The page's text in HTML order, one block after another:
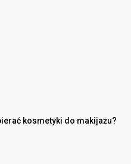
kosmetyki do makijażu?